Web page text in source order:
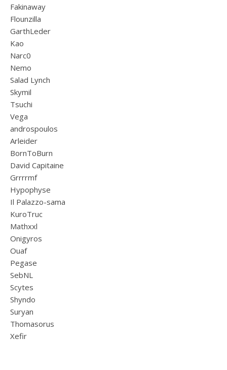
Fakinaway
Flounzilla
GarthLeder
Kao
Narc0
Nemo
Salad Lynch
Skymil
Tsuchi
Vega
androspoulos
Arleider
BornToBurn
David Capitaine
Grrrrmf
Hypophyse
Il Palazzo-sama
KuroTruc
Mathxxl
Onigyros
Ouaf
Pegase
SebNL
Scytes
Shyndo
Suryan
Thomasorus
Xefir